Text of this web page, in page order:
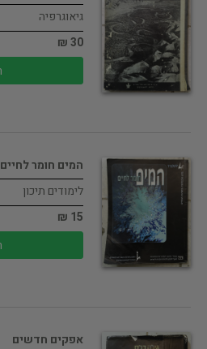
גיאוגרפיה
30 ₪
המים חומר לחיים
לימודים תיכון
15 ₪
אפקים חדשים